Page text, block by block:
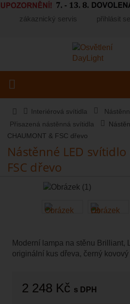
zákaznický servis přihlásit se
Toggle navigation
Interiérová svítidla
Přisazená nástěnná svítidla
CHAUMONT & FSC dřevo
Nástěnné LED
FSC dřevo
Moderní lampa na stěnu Brilliant,
originální kus dřeva, černý kovový
2 248 Kč s DPH